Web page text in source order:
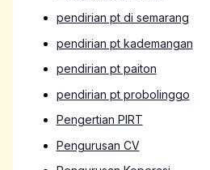
pendirian pt di semarang
pendirian pt kademangan
pendirian pt paiton
pendirian pt probolinggo
Pengertian PIRT
Pengurusan CV